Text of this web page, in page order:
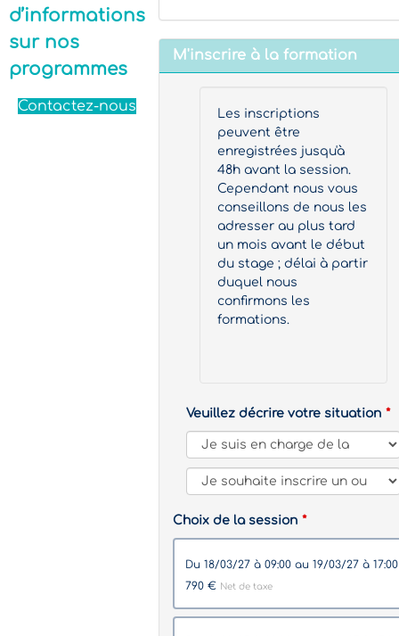
d’informations
sur nos
programmes
Contactez-nous
M'inscrire à la formation
Les inscriptions
peuvent être
enregistrées jusqu'à
48h avant la session.
Cependant nous vous
conseillons de nous les
adresser au plus tard
un mois avant le début
du stage ; délai à partir
duquel nous
confirmons les
formations.
Veuillez décrire votre situation
Choix de la session
du 18/03/27 à 09:00 au 19/03/27 à
790 € Net de taxe